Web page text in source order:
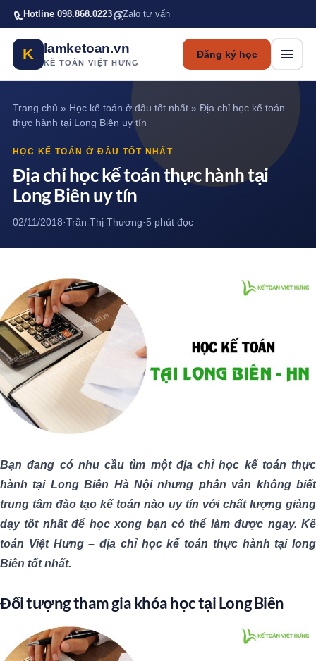
Bỏ qua tới nội dung chính
Hotline 098.868.0223 Zalo tư vấn
K lamketoan.vn
KẾ TOÁN VIỆT HƯNG
Đăng ký học
Trang chủ » Học kế toán ở đâu tốt nhất» Địa chỉ học kế toán
thực hành tại Long Biên uy tín
HỌC KẾ TOÁN Ở ĐÂU TỐT NHẤT
Địa chỉ học kế toán thực hành tại
Long Biên uy tín
02/11/2018·Trần Thị Thương·5 phút đọc
Bạn đang có nhu cầu tìm một địa chỉ học kế toán thực
hành tại Long Biên Hà Nội nhưng phân vân không biết
trung tâm đào tạo kế toán nào uy tín với chất lượng giảng
dạy tốt nhất để học xong bạn có thể làm được ngay. Kế
toán Việt Hưng – địa chỉ học kế toán thực hành tại long
Biên tốt nhất.
Đối tượng tham gia khóa học tại Long Biên